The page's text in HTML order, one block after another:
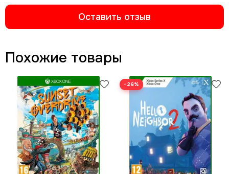
Оставить отзыв
Похожие товары
−26%